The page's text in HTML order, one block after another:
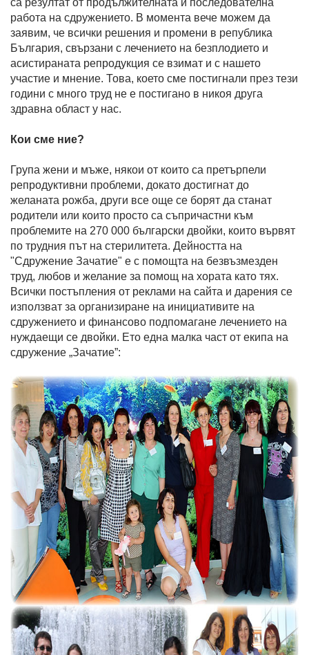
са резултат от продължителната и последователна
работа на сдружението. В момента вече можем да
заявим, че всички решения и промени в република
България, свързани с лечението на безплодието и
асистираната репродукция се взимат и с нашето
участие и мнение. Това, което сме постигнали през тези
години с много труд не е постигано в никоя друга
здравна област у нас.
Кои сме ние?
Група жени и мъже, някои от които са претърпели
репродуктивни проблеми, докато достигнат до
желаната рожба, други все още се борят да станат
родители или които просто са съпричастни към
проблемите на 270 000 български двойки, които вървят
по трудния път на стерилитета. Дейността на
"Сдружение Зачатие" е с помощта на безвъзмезден
труд, любов и желание за помощ на хората като тях.
Всички постъпления от реклами на сайта и дарения се
използват за организиране на инициативите на
сдружението и финансово подпомагане лечението на
нуждаещи се двойки. Ето една малка част от екипа на
сдружение „Зачатие”: